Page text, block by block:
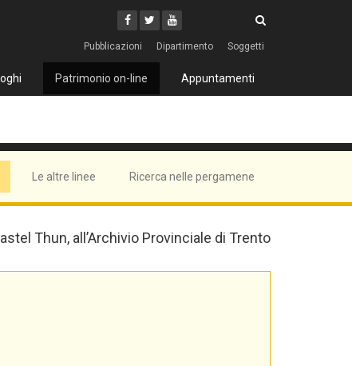
Facebook
Twitter
Youtube
Pubblicazioni Dipartimento Soggetti
Patrimonio on-line Appuntamenti
Le altre linee Ricerca nelle pergamene
Thun, all’Archivio Provinciale di Trento